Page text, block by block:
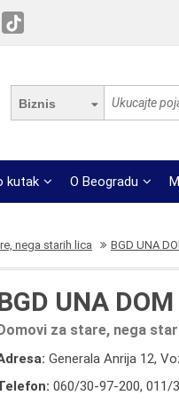
Biznis
kutak O Beogradu
nega starih lica BGD UNA
UNA DOM
za stare, nega
Generala Anrija 12,
060/30-97-200, 011/